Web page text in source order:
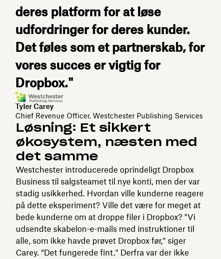
deres platform for at løse
udfordringer for deres kunder.
Det føles som et partnerskab, for
vores succes er vigtig for
Dropbox."
Tyler Carey
Chief Revenue Officer, Westchester Publishing Services
Løsning: Et sikkert
økosystem, næsten med
det samme
Westchester introducerede oprindeligt Dropbox
Business til salgsteamet til nye konti, men der var
stadig usikkerhed. Hvordan ville kunderne reagere
på dette eksperiment? Ville det være for meget at
bede kunderne om at droppe filer i Dropbox? "Vi
udsendte skabelon-e-mails med instruktioner til
alle, som ikke havde prøvet Dropbox før," siger
Carey. “Det fungerede fint." Derfra var der ikke